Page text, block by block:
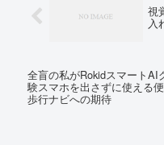
視
入
全盲の私がRokidスマートAI
験スマホを出さずに使える便
歩行ナビへの期待